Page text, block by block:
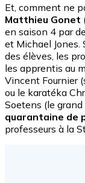
Et, comment ne
Matthieu Gonet
en saison 4 par
et Michael Jones.
des élèves, les
les apprentis au
Vincent Fournier
ou le karatéka
Soetens (le
quarantaine de
professeurs à la